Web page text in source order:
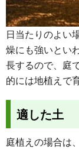
日当たりのよい
燥にも強いとい
長するので、庭
的には地植えで
適した土
庭植えの場合は